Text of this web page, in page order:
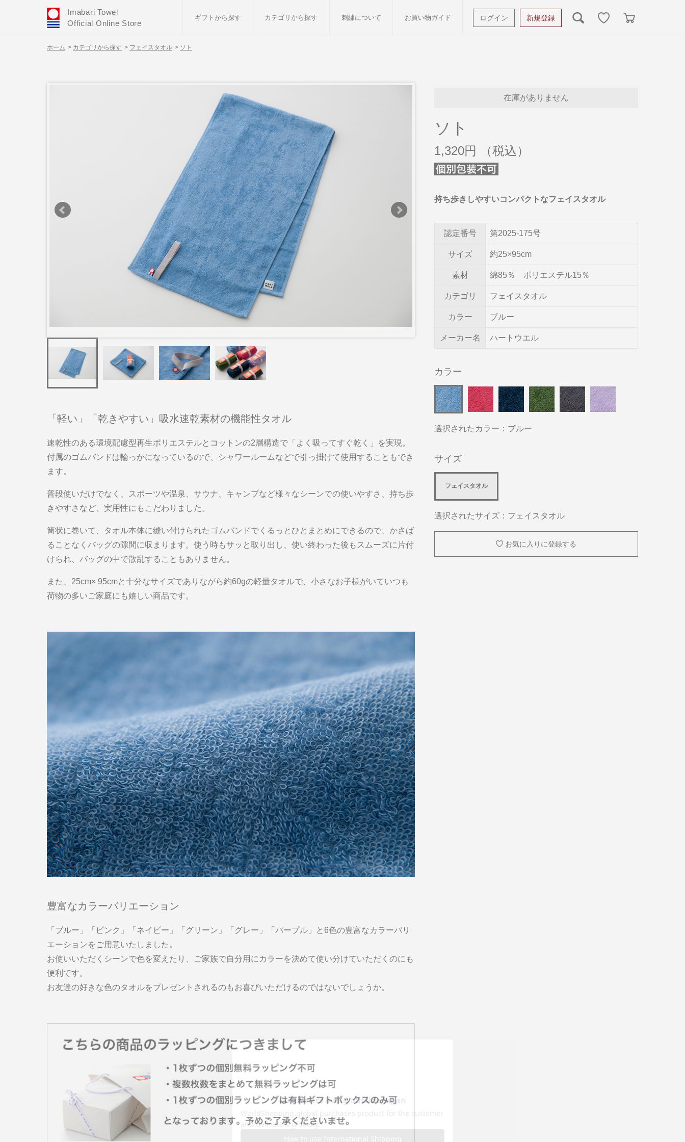
Imabari Towel
Official Online Store
ギフトから探す カテゴリから探す 刺繍について お買い物ガイド ログイン 新規登録
小さなお返し・お餞別
マフラー
タオル雑貨
ホーム > カテゴリから探す > フェイスタオル > ソト
「軽い」「乾きやすい」吸水速乾素材の機能性タオル
速乾性のある環境配慮型再生ポリエステルとコットンの2層構造で「よく吸ってすぐ乾く」を実現。
付属のゴムバンドは輪っかになっているので、シャワールームなどで引っ掛けて使用することもでき
ます。
普段使いだけでなく、スポーツや温泉、サウナ、キャンプなど様々なシーンでの使いやすさ、持ち歩
きやすさなど、実用性にもこだわりました。
筒状に巻いて、タオル本体に縫い付けられたゴムバンドでくるっとひとまとめにできるので、かさば
ることなくバッグの隙間に収まります。使う時もサッと取り出し、使い終わった後もスムーズに片付
けられ、バッグの中で散乱することもありません。
また、25cm× 95cmと十分なサイズでありながら約60gの軽量タオルで、小さなお子様がいていつも
荷物の多いご家庭にも嬉しい商品です。
豊富なカラーバリエーション
「ブルー」「ピンク」「ネイビー」「グリーン」「グレー」「パープル」と6色の豊富なカラーバリ
エーションをご用意いたしました。
お使いいただくシーンで色を変えたり、ご家族で自分用にカラーを決めて使い分けていただくのにも
便利です。
お友達の好きな色のタオルをプレゼントされるのもお喜びいただけるのではないでしょうか。
持ち歩きしやすいコンパクトなフェイスタオル
ソト
1,320円
認定番号 第2025-175号
サイズ 約25×95cm
素材 綿85％ ポリエステル15％
カテゴリ フェイスタオル
カラー ブルー
メーカー名 ハートウエル
カラー
選択されたカラー：ブルー
サイズ
フェイスタオル
選択されたサイズ：フェイスタオル
在庫がありません
お気に入りに登録する